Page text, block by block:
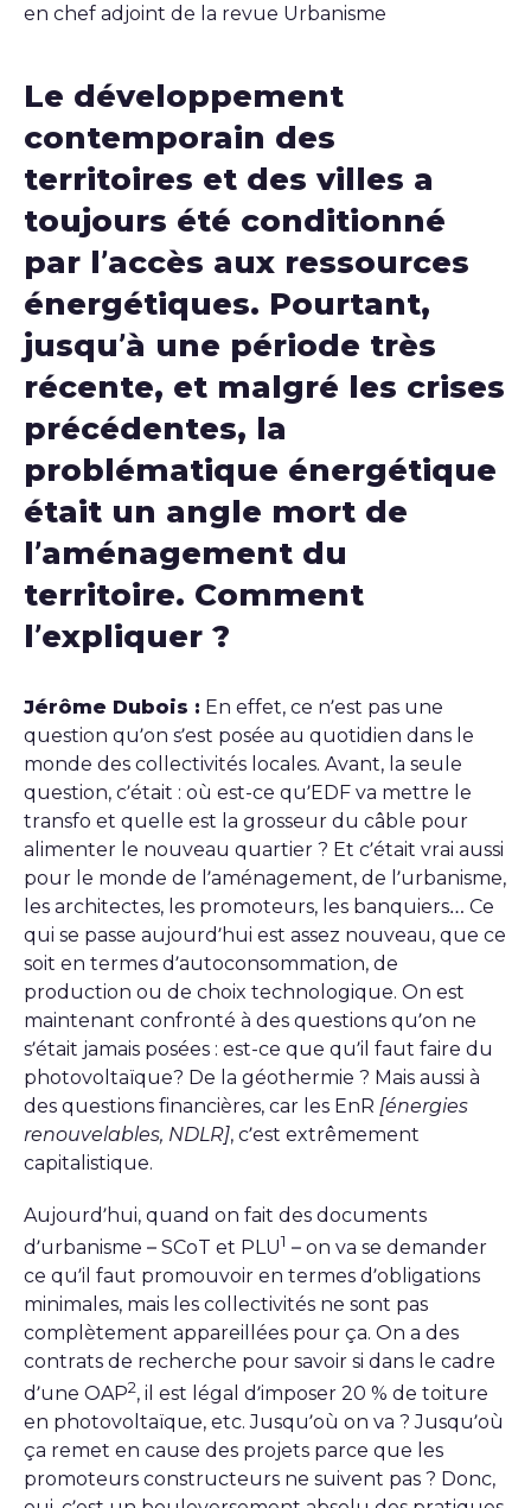
en chef adjoint de la revue Urbanisme
Le développement
contemporain des
territoires et des villes a
toujours été conditionné
par l’accès aux ressources
énergétiques. Pourtant,
jusqu’à une période très
récente, et malgré les crises
précédentes, la
problématique énergétique
était un angle mort de
l’aménagement du
territoire. Comment
l’expliquer ?
Jérôme Dubois : En effet, ce n’est pas une
question qu’on s’est posée au quotidien dans le
monde des collectivités locales. Avant, la seule
question, c’était : où est-ce qu’EDF va mettre le
transfo et quelle est la grosseur du câble pour
alimenter le nouveau quartier ? Et c’était vrai aussi
pour le monde de l’aménagement, de l’urbanisme,
les architectes, les promoteurs, les banquiers… Ce
qui se passe aujourd’hui est assez nouveau, que ce
soit en termes d’autoconsommation, de
production ou de choix technologique. On est
maintenant confronté à des questions qu’on ne
s’était jamais posées : est-ce que qu’il faut faire du
photovoltaïque? De la géothermie ? Mais aussi à
des questions financières, car les EnR [énergies
renouvelables, NDLR], c’est extrêmement
capitalistique.
Aujourd’hui, quand on fait des documents
d’urbanisme – SCoT et PLU1 – on va se demander
ce qu’il faut promouvoir en termes d’obligations
minimales, mais les collectivités ne sont pas
complètement appareillées pour ça. On a des
contrats de recherche pour savoir si dans le cadre
d’une OAP2, il est légal d’imposer 20 % de toiture
en photovoltaïque, etc. Jusqu’où on va ? Jusqu’où
ça remet en cause des projets parce que les
promoteurs constructeurs ne suivent pas ? Donc,